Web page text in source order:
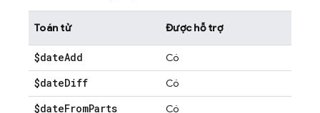
Toán tử Được hỗ trợ
$dateAdd Có
$dateDiff Có
$dateFromParts Có